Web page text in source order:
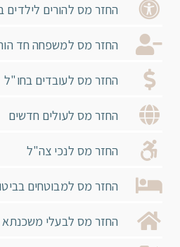
החזר מס להורים לילדים
החזר מס למשפחה חד
החזר מס לעובדים בחו"ל
החזר מס לעולים חדשים
החזר מס לנכי צה"ל
החזר מס למבוטחים
החזר מס לבעלי משכנתא